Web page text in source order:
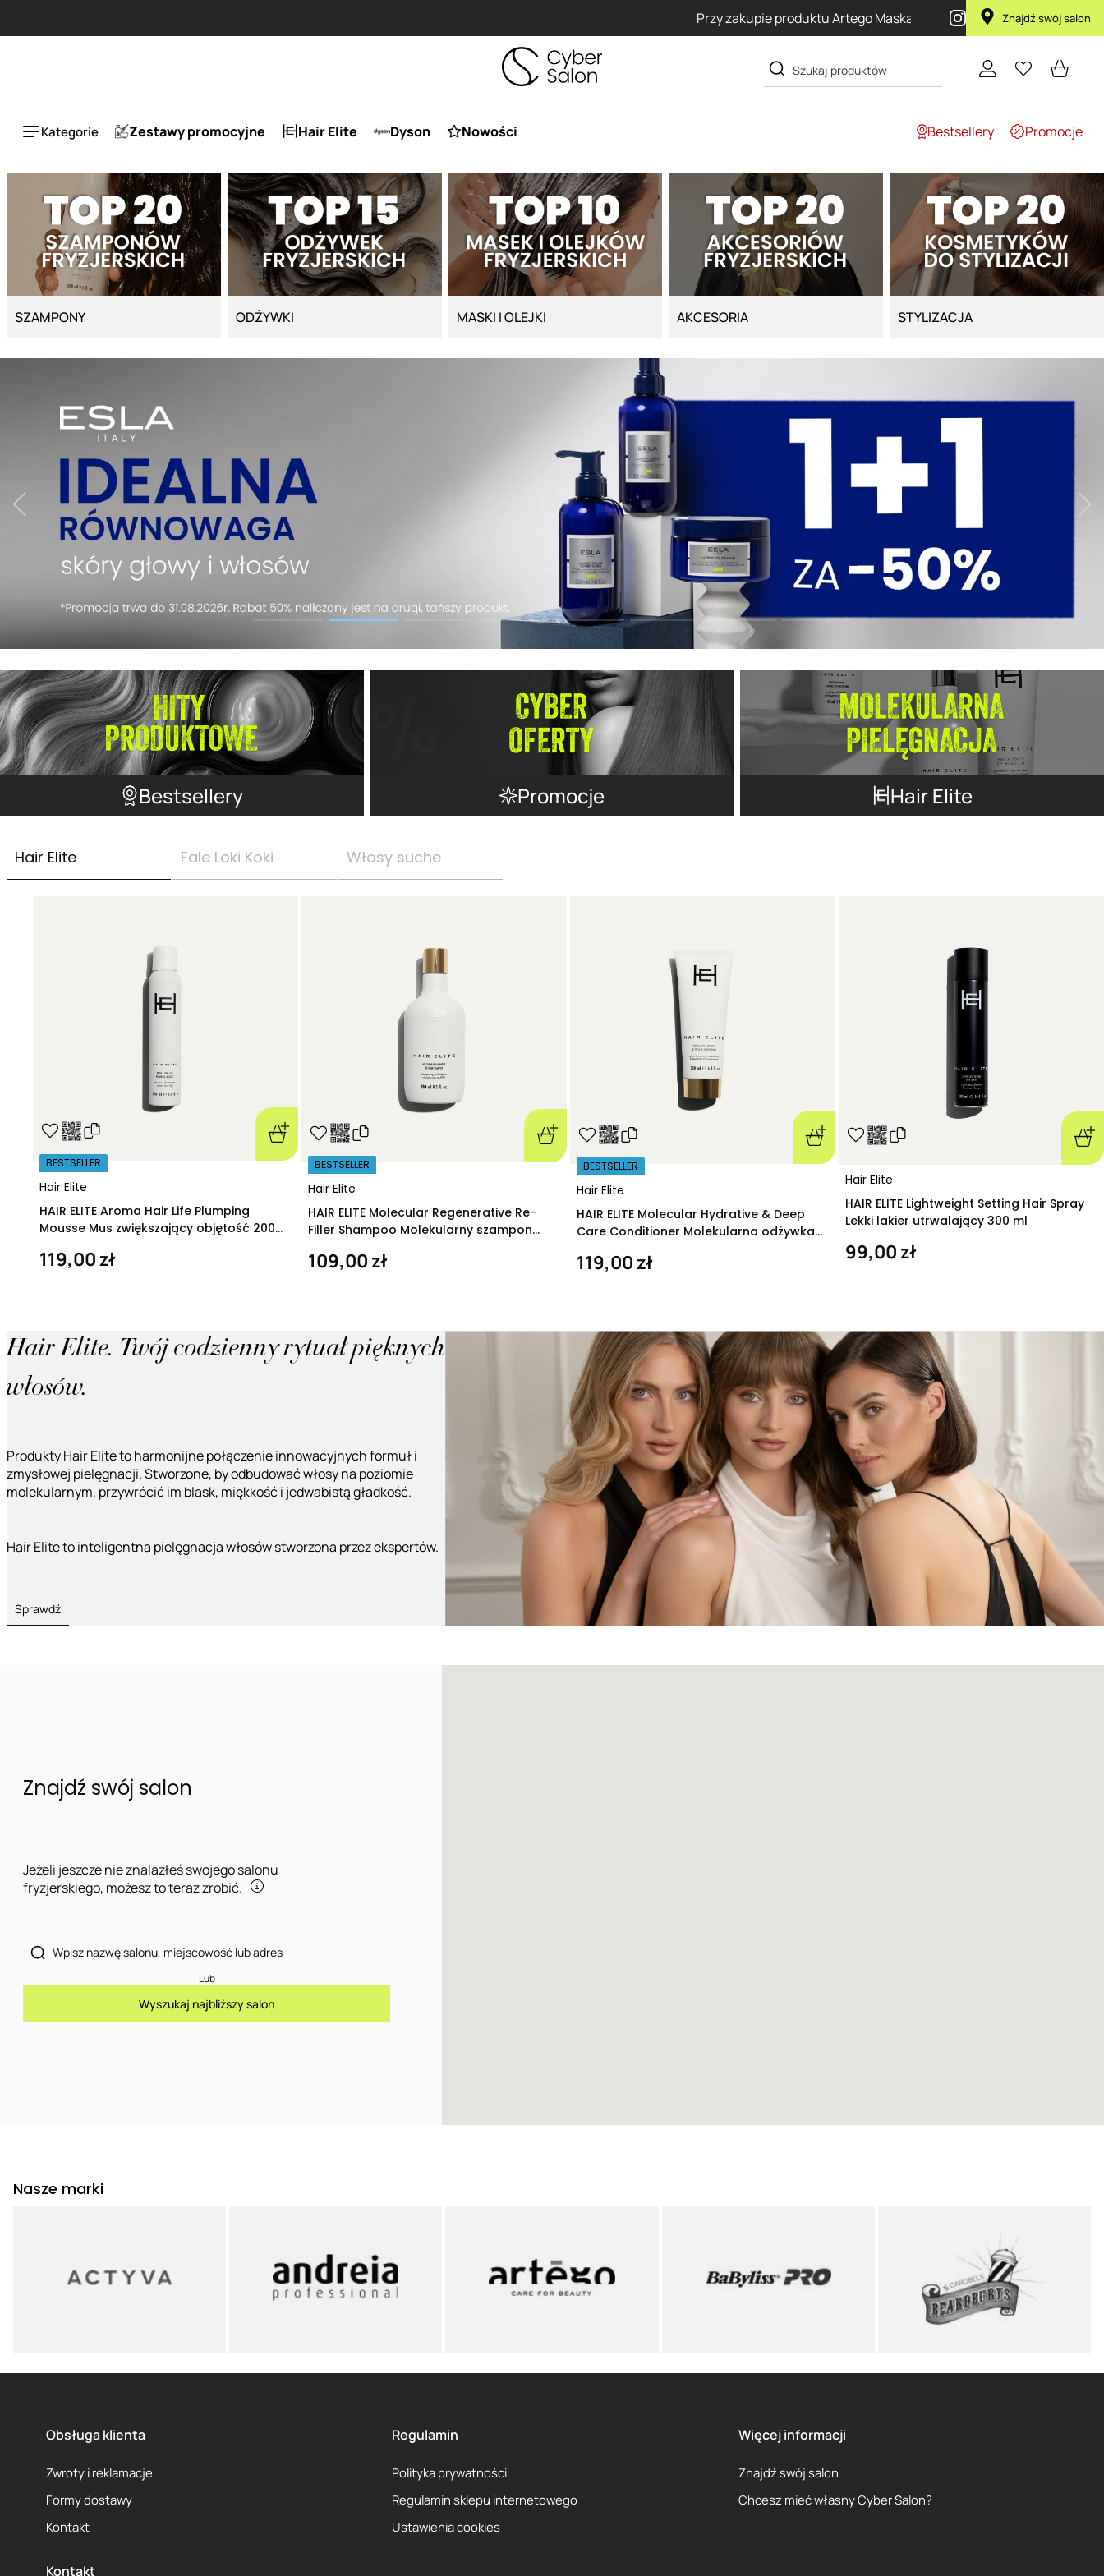
Znajdź swój salon
Kategorie Zestawy promocyjne Hair Elite Dyson Nowości Bestsellery Promocje
SZAMPONY ODŻYWKI MASKI I OLEJKI AKCESORIA STYLIZACJA
Bestsellery Promocje Hair Elite
Hair Elite Fale Loki Koki Włosy suche
Hair Elite
BESTSELLER
HAIR ELITE Aroma Hair Life Plumping
Mousse Mus zwiększający objętość 200
119,00 zł
Hair Elite
BESTSELLER
HAIR ELITE Molecular Regenerative Re-
Filler Shampoo Molekularny szampon
109,00 zł
Hair Elite
BESTSELLER
HAIR ELITE Molecular Hydrative & Deep
Care Conditioner Molekularna odżywka
119,00 zł
Hair Elite
HAIR ELITE Lightweight Setting Hair Spray
Lekki lakier utrwalający 300 ml
99,00 zł
Hair Elite. Twój codzienny rytuał pięknych
włosów.
Produkty Hair Elite to harmonijne połączenie innowacyjnych formuł i
zmysłowej pielęgnacji. Stworzone, by odbudować włosy na poziomie
molekularnym, przywrócić im blask, miękkość i jedwabistą gładkość.
Hair Elite to inteligentna pielęgnacja włosów stworzona przez ekspertów.
Sprawdź
Znajdź swój salon
Jeżeli jeszcze nie znalazłeś swojego salonu
fryzjerskiego, możesz to teraz zrobić.
Lub
Wyszukaj najbliższy salon
Nasze marki
Obsługa klienta
Zwroty i reklamacje
Formy dostawy
Kontakt
Regulamin
Polityka prywatności
Regulamin sklepu internetowego
Ustawienia cookies
Więcej informacji
Znajdź swój salon
Chcesz mieć własny Cyber Salon?
Kontakt